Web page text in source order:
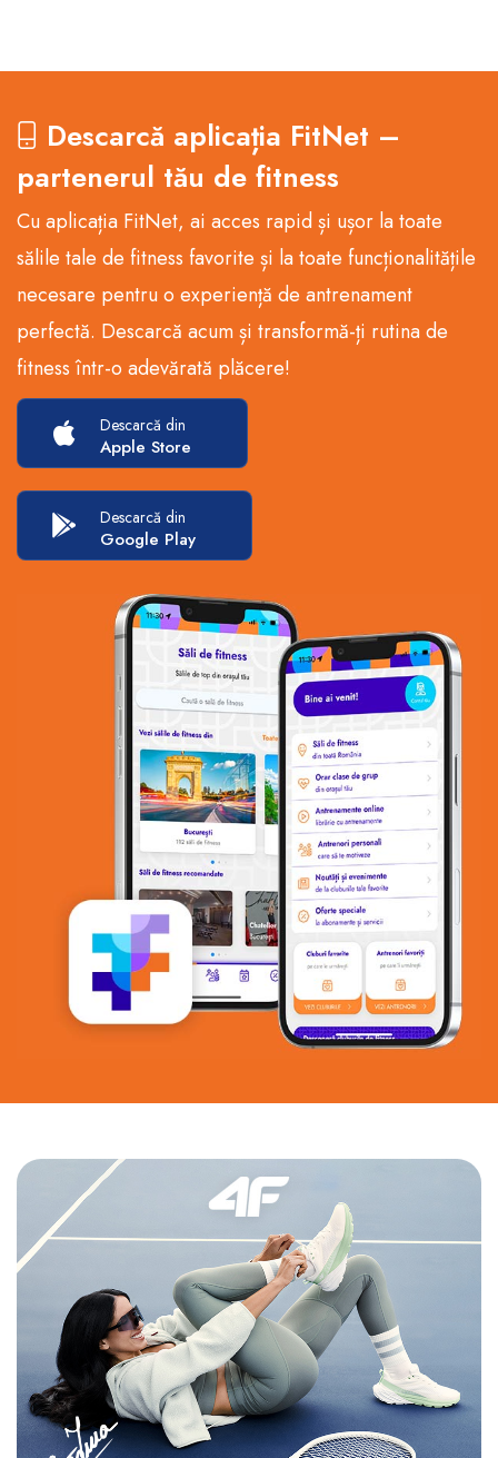
Descarcă aplicația FitNet –
partenerul tău de fitness
Cu aplicația FitNet, ai acces rapid și ușor la toate
sălile tale de fitness favorite și la toate funcționalitățile
necesare pentru o experiență de antrenament
perfectă. Descarcă acum și transformă-ți rutina de
fitness într-o adevărată plăcere!
Descarcă din
Apple Store
Descarcă din
Google Play